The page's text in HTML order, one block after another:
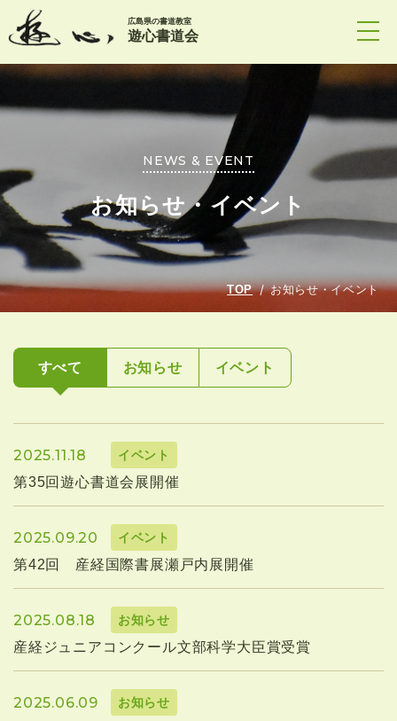
広島県の書道教室
遊心書道会
NEWS & EVENT
お知らせ・イベント
TOP お知らせ・イベント
すべて お知らせ イベント
2025.11.18 イベント
第35回遊心書道会展開催
2025.09.20 イベント
第42回 産経国際書展瀬戸内展開催
2025.08.18 お知らせ
産経ジュニアコンクール文部科学大臣賞受賞
2025.06.09 お知らせ